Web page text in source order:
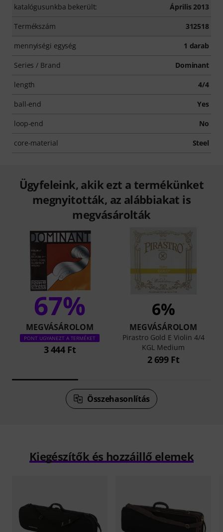
katalógusunkba bekerült: Április 2013
Termékszám 312518
mennyiségi egység 1 darab
Series / Brand Dominant
length 4/4
ball-end Yes
loop-end No
core-material Steel
Ügyfeleink, akik ezt a termékünket
megnyitották, az alábbiakat is
megvásárolták
67%
MEGVÁSÁROLOM
PONT UGYANEZT A TERMÉKET
3 444 Ft
6%
MEGVÁSÁROLOM
Pirastro Gold E Violin 4/4
KGL Medium
2 699 Ft
Összehasonlítás
Kiegészítők és hozzáillő elemek